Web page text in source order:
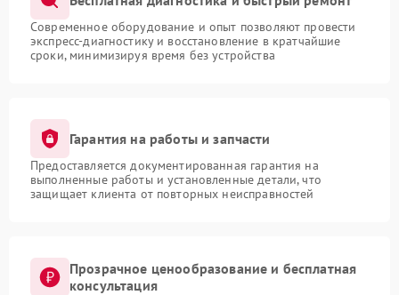
Современное оборудование и опыт позволяют провести
экспресс-диагностику и восстановление в кратчайшие
сроки, минимизируя время без устройства
Гарантия на работы и запчасти
Предоставляется документированная гарантия на
выполненные работы и установленные детали, что
защищает клиента от повторных неисправностей
Прозрачное ценообразование и бесплатная
консультация